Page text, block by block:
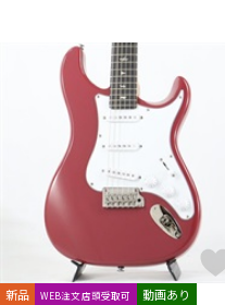
新品 WEB注文店頭受取可
動画あり